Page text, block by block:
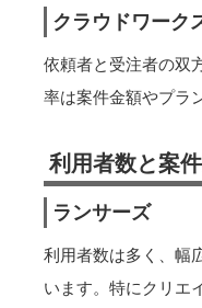
クラウドワーク
依頼者と受注者の双
率は案件金額やプラ
利用者数と案
ランサーズ
利用者数は多く、幅
います。特にクリエ